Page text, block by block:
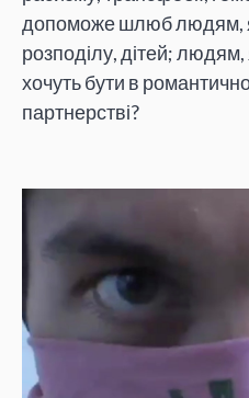
допоможе шлюб людям,
розподілу, дітей;
хочуть бути в
партнерстві?